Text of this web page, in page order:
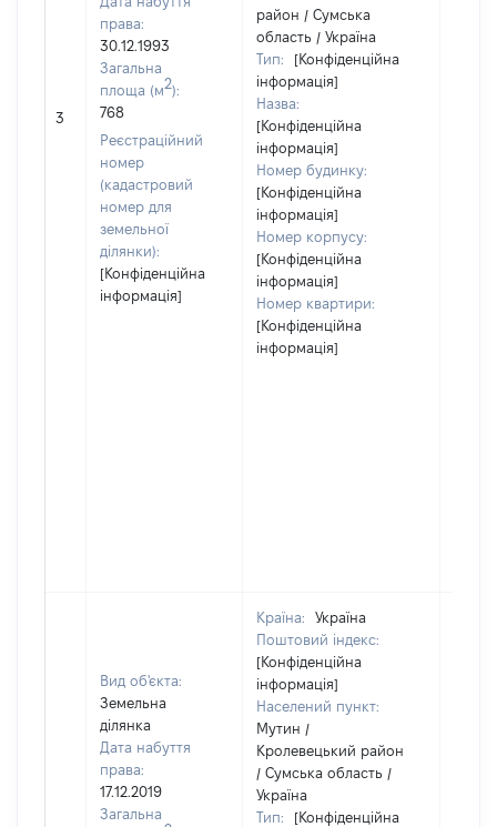
3
права:
30.12.1993
Загальна
площа (м2):
768
Реєстраційний
номер
(кадастровий
номер для
земельної
ділянки):
[Конфіденційна
інформація]
район / Сумська
область / Україна
Тип:
[Конфіденційна
інформація]
Назва:
[Конфіденційна
інформація]
Номер будинку:
[Конфіденційна
інформація]
Номер корпусу:
[Конфіденційна
інформація]
Номер квартири:
[Конфіденційна
інформація]
Вид об'єкта:
Земельна
ділянка
Дата набуття
права:
17.12.2019
Загальна
Країна:
Україна
Поштовий індекс:
[Конфіденційна
інформація]
Населений пункт:
Мутин /
Кролевецький район
/ Сумська область /
Україна
Тип:
[Конфіденційна